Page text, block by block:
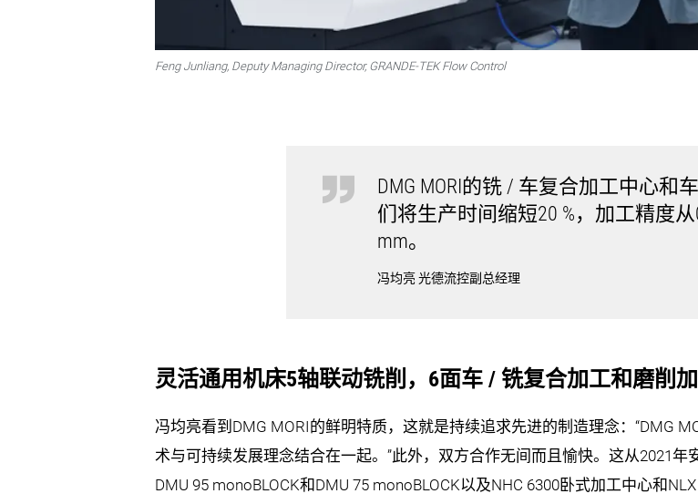
Feng Junliang, Deputy Managing Director, GRANDE-TEK Flow Control
DMG MORI的铣 / 车复合加工中心和
们将生产时间缩短20 %，加工精度从
mm。
冯均亮 光德流控副总经理
灵活通用机床5轴联动铣削，6面车 / 铣复合加工和磨削加
冯均亮看到DMG MORI的鲜明特质，这就是持续追求先进的制造理念：“DMG
术与可持续发展理念结合在一起。”此外，双方合作无间而且愉快。这从2021
DMU 95 monoBLOCK和DMU 75 monoBLOCK以及NHC 6300卧式加工中心和